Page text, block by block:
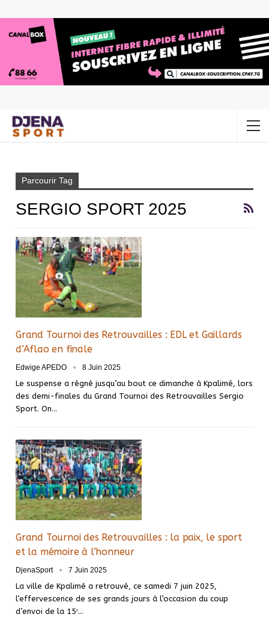
Parcourir Tag
SERGIO SPORT 2025
Grand Tournoi des Retrouvailles : EDL et Gaillards
d’Aflao en finale
Edwige APEDO 8 Juin 2025
Le suspense a régné jusqu’au bout ce dimanche à Kpalimé, lors
des demi-finales du Grand Tournoi des Retrouvailles Sergio
Sport. On…
Grand Tournoi des Retrouvailles : la paix, le sport
et la mémoire à l’honneur
DjenaSport 7 Juin 2025
La ville de Kpalimé a retrouvé, ce samedi 7 juin 2025,
l’effervescence de ses grands jours à l’occasion du coup
d’envoi de la 15ᵉ…